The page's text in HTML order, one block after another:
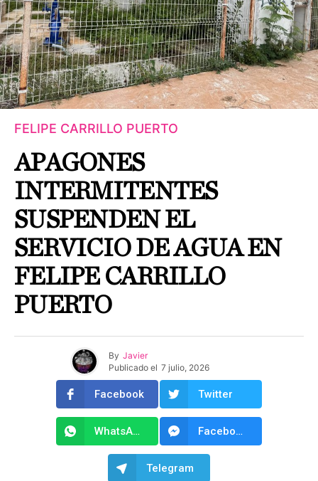
FELIPE CARRILLO PUERTO
APAGONES
INTERMITENTES
SUSPENDEN EL
SERVICIO DE AGUA EN
FELIPE CARRILLO
PUERTO
By Javier
Publicado el 7 julio, 2026
Facebook Twitter
WhatsApp Facebook Messenger
Telegram